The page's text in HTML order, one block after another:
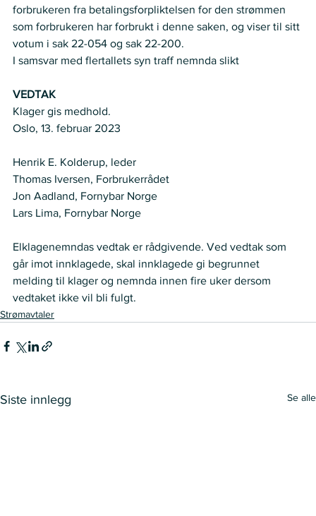
forbrukeren fra betalingsforpliktelsen for den strømmen
som forbrukeren har forbrukt i denne saken, og viser til sitt
votum i sak 22-054 og sak 22-200.
I samsvar med flertallets syn traff nemnda slikt
VEDTAK
Klager gis medhold.
Oslo, 13. februar 2023
Henrik E. Kolderup, leder
Thomas Iversen, Forbrukerrådet
Jon Aadland, Fornybar Norge
Lars Lima, Fornybar Norge
Elklagenemndas vedtak er rådgivende. Ved vedtak som
går imot innklagede, skal innklagede gi begrunnet
melding til klager og nemnda innen fire uker dersom
vedtaket ikke vil bli fulgt.
Strømavtaler
Siste innlegg Se alle